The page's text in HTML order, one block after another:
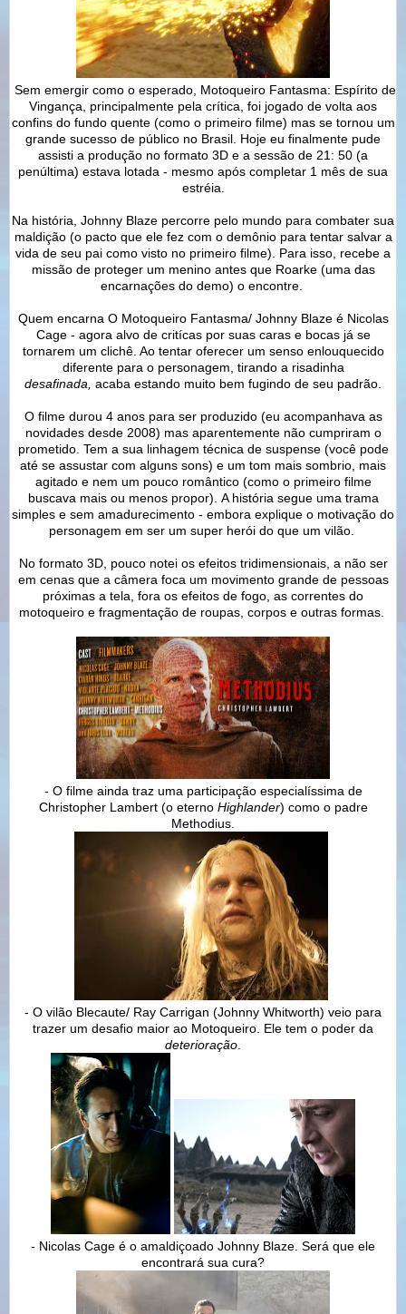
Sem emergir como o esperado, Motoqueiro Fantasma: Espírito de
Vingança, principalmente pela crítica, foi jogado de volta aos
confins do fundo quente (como o primeiro filme) mas se tornou um
grande sucesso de público no Brasil. Hoje eu finalmente pude
assisti a produção no formato 3D e a sessão de 21: 50 (a
penúltima) estava lotada - mesmo após completar 1 mês de sua
estréia.
Na história, Johnny Blaze percorre pelo mundo para combater sua
maldição (o pacto que ele fez com o demônio para tentar salvar a
vida de seu pai como visto no primeiro filme). Para isso, recebe a
missão de proteger um menino antes que Roarke (uma das
encarnações do demo) o encontre.
Quem encarna O Motoqueiro Fantasma/ Johnny Blaze é Nicolas
Cage - agora alvo de critícas por suas caras e bocas já se
tornarem um clichê. Ao tentar oferecer um senso enlouquecido
diferente para o personagem, tirando a risadinha
desafinada, acaba estando muito bem fugindo de seu padrão.
O filme durou 4 anos para ser produzido (eu acompanhava as
novidades desde 2008) mas aparentemente não cumpriram o
prometido. Tem a sua linhagem técnica de suspense (você pode
até se assustar com alguns sons) e um tom mais sombrio, mais
agitado e nem um pouco romântico (como o primeiro filme
buscava mais ou menos propor). A história segue uma trama
simples e sem amadurecimento - embora explique o motivação do
personagem em ser um super herói do que um vilão.
No formato 3D, pouco notei os efeitos tridimensionais, a não ser
em cenas que a câmera foca um movimento grande de pessoas
próximas a tela, fora os efeitos de fogo, as correntes do
motoqueiro e fragmentação de roupas, corpos e outras formas.
- O filme ainda traz uma participação especialíssima de
Christopher Lambert (o eterno Highlander) como o padre
Methodius.
- O vilão Blecaute/ Ray Carrigan (Johnny Whitworth) veio para
trazer um desafio maior ao Motoqueiro. Ele tem o poder da
deterioração
- Nicolas Cage é o amaldiçoado Johnny Blaze. Será que ele
encontrará sua cura?